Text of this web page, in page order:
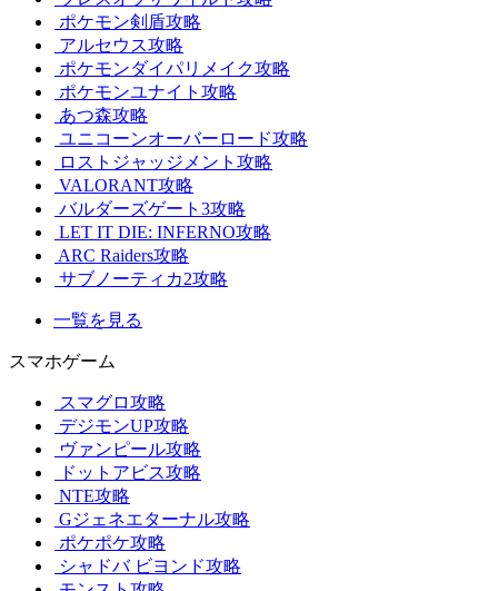
ポケモン剣盾攻略
アルセウス攻略
ポケモンダイパリメイク攻略
ポケモンユナイト攻略
あつ森攻略
ユニコーンオーバーロード攻略
ロストジャッジメント攻略
VALORANT攻略
バルダーズゲート3攻略
LET IT DIE: INFERNO攻略
ARC Raiders攻略
サブノーティカ2攻略
一覧を見る
スマホゲーム
スマグロ攻略
デジモンUP攻略
ヴァンピール攻略
ドットアビス攻略
NTE攻略
Gジェネエターナル攻略
ポケポケ攻略
シャドバ ビヨンド攻略